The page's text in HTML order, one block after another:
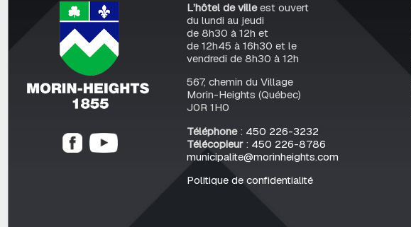
L’hôtel de villeest ouvert
du lundi au jeudi
de 8h30 à 12h et
de 12h45 à 16h30 et le
vendredi de 8h30 à 12h
567, chemin du Village
Morin-Heights (Québec)
J0R 1H0
Téléphone: 450 226-3232
Télécopieur: 450 226-8786
municipalite@morinheights.com
Politique de confidentialité